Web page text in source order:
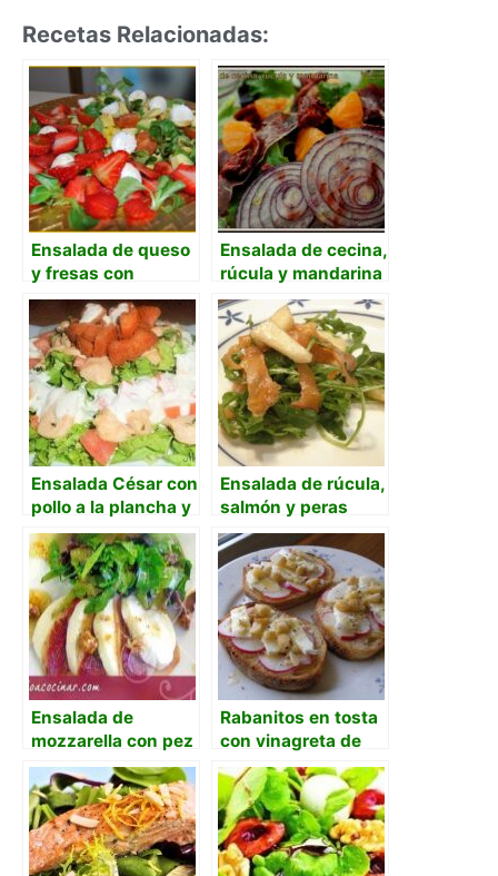
Recetas Relacionadas:
Ensalada de queso
y fresas con
vinagreta de miel
Ensalada de cecina,
rúcula y mandarina
Ensalada César con
pollo a la plancha y
aliño de limón
Ensalada de rúcula,
salmón y peras
Ensalada de
mozzarella con pez
espada ahumado y
tomates
caramelizados
Rabanitos en tosta
con vinagreta de
miel y nueces de
macadamia